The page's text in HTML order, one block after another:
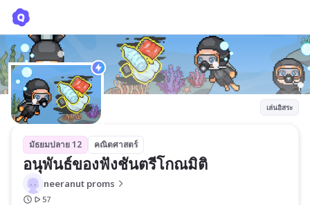
เล่นอิสระ
มัธยมปลาย 12 คณิตศาสตร์
อนุพันธ์ของฟังชันตรีโกณมิติ
neeranut proms
57